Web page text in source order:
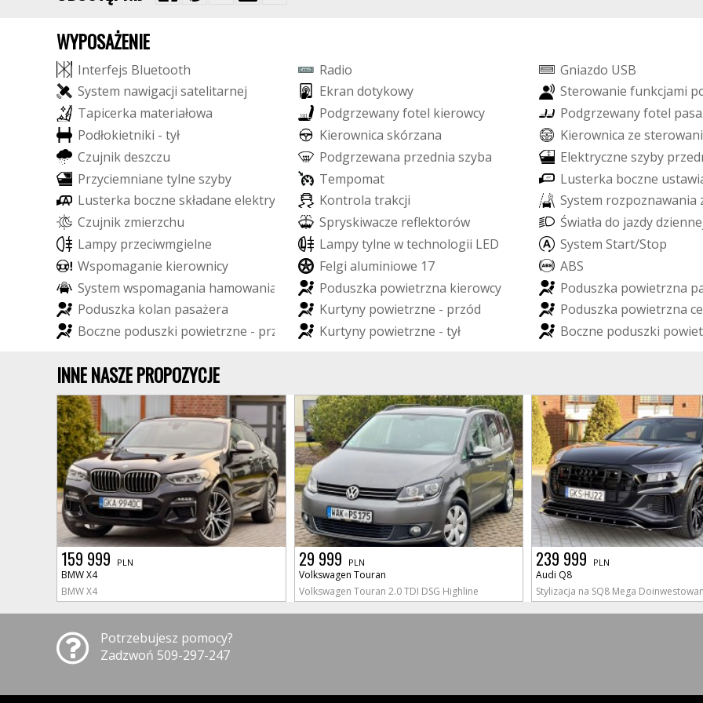
WYPOSAŻENIE
Interfejs Bluetooth Radio Gniazdo USB
System nawigacji satelitarnej Ekran dotykowy Sterowanie funkcjami p
Tapicerka materiałowa Podgrzewany fotel kierowcy Podgrzewanyfotel pasa
Podłokietniki - tył Kierownica skórzana Kierownica ze sterowani
Czujnikdeszczu Podgrzewana przednia szyba Elektryczne szyby przed
Przyciemniane tylne szyby Tempomat Lusterka boczne ustawi
Lusterka boczne składane elektry e Kontrola trakcji System rozpoznawania
Czujnik zmierzchu Spryskiwacze refektorów Światła do jazdydzienne
Lampy przeciwmgielne Lampy tylne w technologii LED System Start/Stop
Wspomaganie kierownicy Felgi aluminiowe 17 ABS
System wspomagania hamowania Poduszka powietrzna kierowcy Poduszka powietrzna p
Poduszka kolan pasażera Kurtyny powietrzne - przód Poduszka powietrzna ce
Boczne poduszki powietrzne - prz Kurtyny powietrzne - tył Boczne poduszki powiet
INNE NASZE PROPOZYCJE
159 999 PLN
BMW X4
BMW X4
29 999 PLN
Volkswagen Touran
Volkswagen Touran 2.0 TDI DSG Highline
239 999 PLN
Audi Q8
Stylizacja na SQ8 Mega
Potrzebujesz pomocy?
Zadzwoń 509-297-247